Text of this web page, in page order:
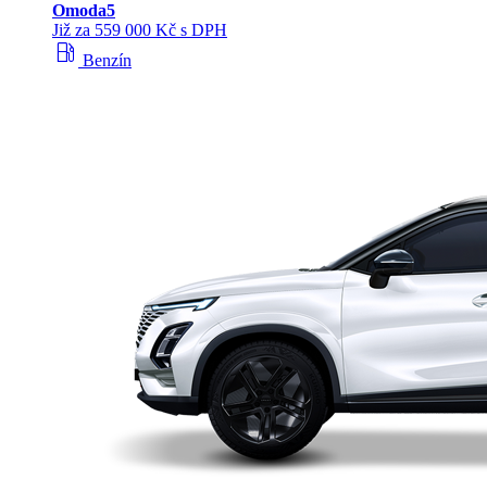
Omoda5
Již za 559 000 Kč s DPH
local_gas_station Benzín